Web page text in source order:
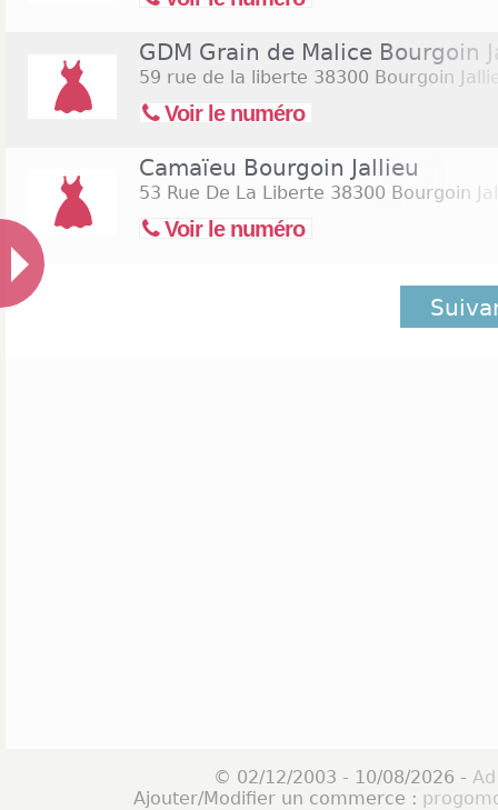
GDM Grain de Malice Bourgoin
59 rue de la liberte 38300 Bourgoin
Voir le numéro
Camaïeu Bourgoin Jallieu
53 Rue De La Liberte 38300 Bourgoin
Voir le numéro
© 02/12/2003 - 10/08/2026 -
Ajouter/Modifier un commerce :